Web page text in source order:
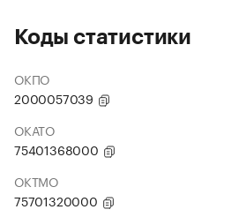
Коды статистики
ОКПО
2000057039
ОКАТО
75401368000
ОКТМО
75701320000